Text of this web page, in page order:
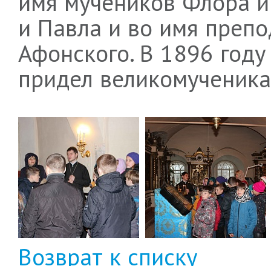
и Павла и во имя
Афонского. В 1896
придел
Возврат к списку